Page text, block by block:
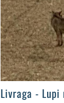
>Livraga - Lupi